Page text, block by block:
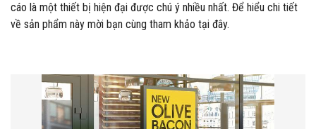
cáo là một thiết bị hiện đại được chú ý nhiều nhất. Để hiểu chi tiết
về sản phẩm này mời bạn cùng tham khảo tại đây.